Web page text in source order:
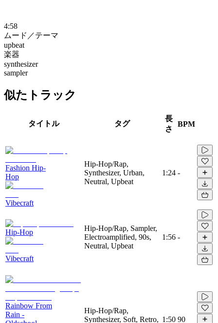
4:58
ムード／テーマ
upbeat
楽器
synthesizer
sampler
似たトラック
タイトル タグ
長
さ
BPM
Fashion Hip-
Hop
Vibecraft
Hip-Hop/Rap,
Synthesizer, Urban,
Neutral, Upbeat
1:24 -
Hip-Hop
Vibecraft
Hip-Hop/Rap, Sampler,
Electroamplified, 90s,
Neutral, Upbeat
1:56 -
Rainbow From
Rain -
Hip-Hop/Rap,
Synthesizer, Soft, Retro, 1:50 90